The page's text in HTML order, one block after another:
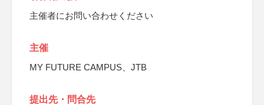
主催者にお問い合わせください
主催
MY FUTURE CAMPUS、JTB
提出先・問合先